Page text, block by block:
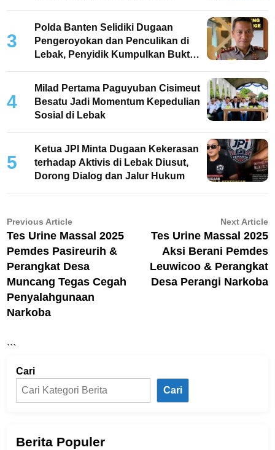
3
Polda Banten Selidiki Dugaan
Pengeroyokan dan Penculikan di
Lebak, Penyidik Kumpulkan Bukti
4
Milad Pertama Paguyuban Cisimeut
Besatu Jadi Momentum Kepedulian
Sosial di Lebak
5
Ketua JPI Minta Dugaan Kekerasan
terhadap Aktivis di Lebak Diusut,
Dorong Dialog dan Jalur Hukum
Navigasi
pos
Previous ArticlePrevious
article:
Tes Urine Massal 2025
Pemdes Pasireurih &
Perangkat Desa
Muncang Tegas Cegah
Penyalahgunaan
Narkoba
Next Article
Tes Urine Massal 2025
Aksi Berani Pemdes
Leuwicoo & Perangkat
Desa Perangi Narkoba
```
Cari
Cari
Berita Populer